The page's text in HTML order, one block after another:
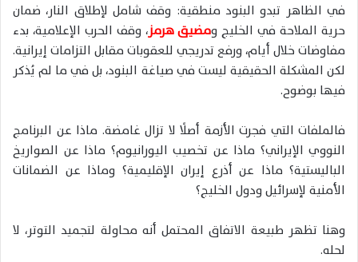
في الظاهر تبدو البنود منطقية: وقف شامل لإطلاق النار، ضمان
حرية الملاحة في الخليج ومضيق هرمز، وقف الحرب الإعلامية، بدء
مفاوضات خلال أيام، ورفع تدريجي للعقوبات مقابل التزامات إيرانية.
لكن المشكلة الحقيقية ليست في صياغة البنود، بل في ما لم يُذكر
فيها بوضوح.
فالملفات التي فجرت الأزمة أصلًا لا تزال غامضة. ماذا عن البرنامج
النووي الإيراني؟ ماذا عن تخصيب اليورانيوم؟ ماذا عن الصواريخ
الباليستية؟ ماذا عن أذرع إيران الإقليمية؟ وماذا عن الضمانات
الأمنية لإسرائيل ودول الخليج؟
وهنا تظهر طبيعة الاتفاق المحتمل أنه محاولة لتجميد التوتر، لا
لحله.